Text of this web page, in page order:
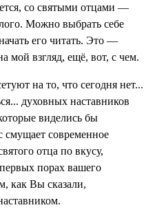
со святыми отцами —
Можно выбрать себе
его читать. Это —
мой взгляд, ещё, вот, с чем.
на то, что сегодня нет...
духовных наставников
виделись бы
смущает современное
отца по вкусу,
порах вашего
как Вы сказали,